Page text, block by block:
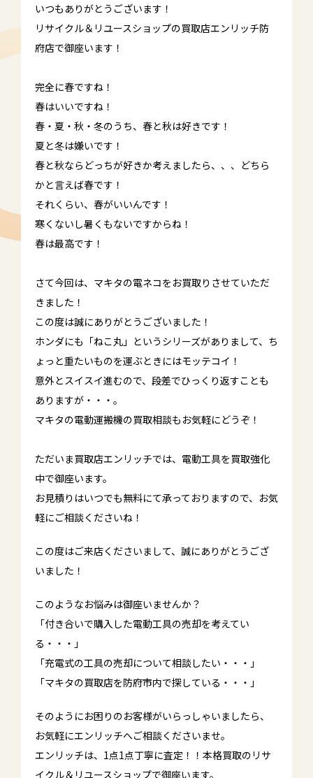
いつもありがとうございます！
リサイクル＆リユースショップの買取店エンリッチ防
府店で御座います！
完全に春ですね！
春はいいですね！
春・夏・秋・冬のうち、春と秋は好きです！
夏と冬は嫌いです！
春と秋ならどっちが好きか考えましたら、、、どちら
かと言えば春です！
それくらい、春がいいんです！
寒くないし暑くもないですからね！
春は最高です！
さて今回は、マキタの電ネコをお買取りさせていただ
きました！
この度は誠にありがとうございました！
ホンダにも「ねこ丸」というシリーズがありまして、ち
ょっと重たいものを運ぶときにはモッテコイ！
意外とスイスイ進むので、段差でひっくり返すことも
ありますが・・・。
マキタの電動運搬機の買取相談もお気軽にどうぞ！
ただいま買取店エンリッチでは、電動工具を買取強化
中で御座います。
お見積りはいつでも無料にて承っておりますので、お気
軽にご相談くださいね！
この度はご来店くださいまして、誠にありがとうござ
いました！
このようなお悩みは御座いませんか？
「付き合いで購入した電動工具の売却を考えてい
る・・・」
「充電式の工具の売却について相談したい・・・」
「マキタの買取店を防府市内で探している・・・」
そのようにお困りのお客様がいらっしゃいましたら、
お気軽にエンリッチへご相談くださいませ。
エンリッチは、1点1点丁寧に査定！！本格買取のリサ
イクル＆リユースショップで御座います。